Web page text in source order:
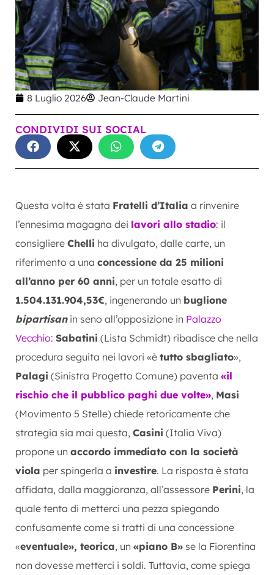
8 Luglio 2026 Jean-Claude Martini
CONDIVIDI SUI SOCIAL
Questa volta è stata Fratelli d’Italia a rinvenire
l’ennesima magagna dei lavori allo stadio: il
consigliere Chelli ha divulgato, dalle carte, un
riferimento a una concessione da 25 milioni
all’anno per 60 anni, per un totale esatto di
1.504.131.904,53€, ingenerando un buglione
bipartisanin seno all’opposizione in Palazzo
Vecchio: Sabatini (Lista Schmidt) ribadisce che nella
procedura seguita nei lavori «è tutto sbagliato»,
Palagi (Sinistra Progetto Comune) paventa «il
rischio che il pubblico paghi due volte», Masi
(Movimento 5 Stelle) chiede retoricamente che
strategia sia mai questa, Casini (Italia Viva)
propone un accordo immediato con la società
viola per spingerla a investire. La risposta è stata
affidata, dalla maggioranza, all’assessore Perini, la
quale tenta di metterci una pezza spiegando
confusamente come si tratti di una concessione
«eventuale», teorica, un «piano B» se la Fiorentina
non dovesse metterci i soldi. Tuttavia, come spiega